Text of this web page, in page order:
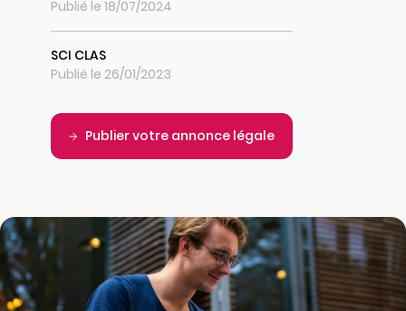
Publié le 18/07/2024
SCI CLAS
Publié le 26/01/2023
Publier votre annonce légale